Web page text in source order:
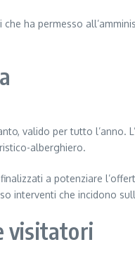
ha permesso
valido per tutto l’anno.
alberghiero.
a potenziare
interventi che incidono
visitatori